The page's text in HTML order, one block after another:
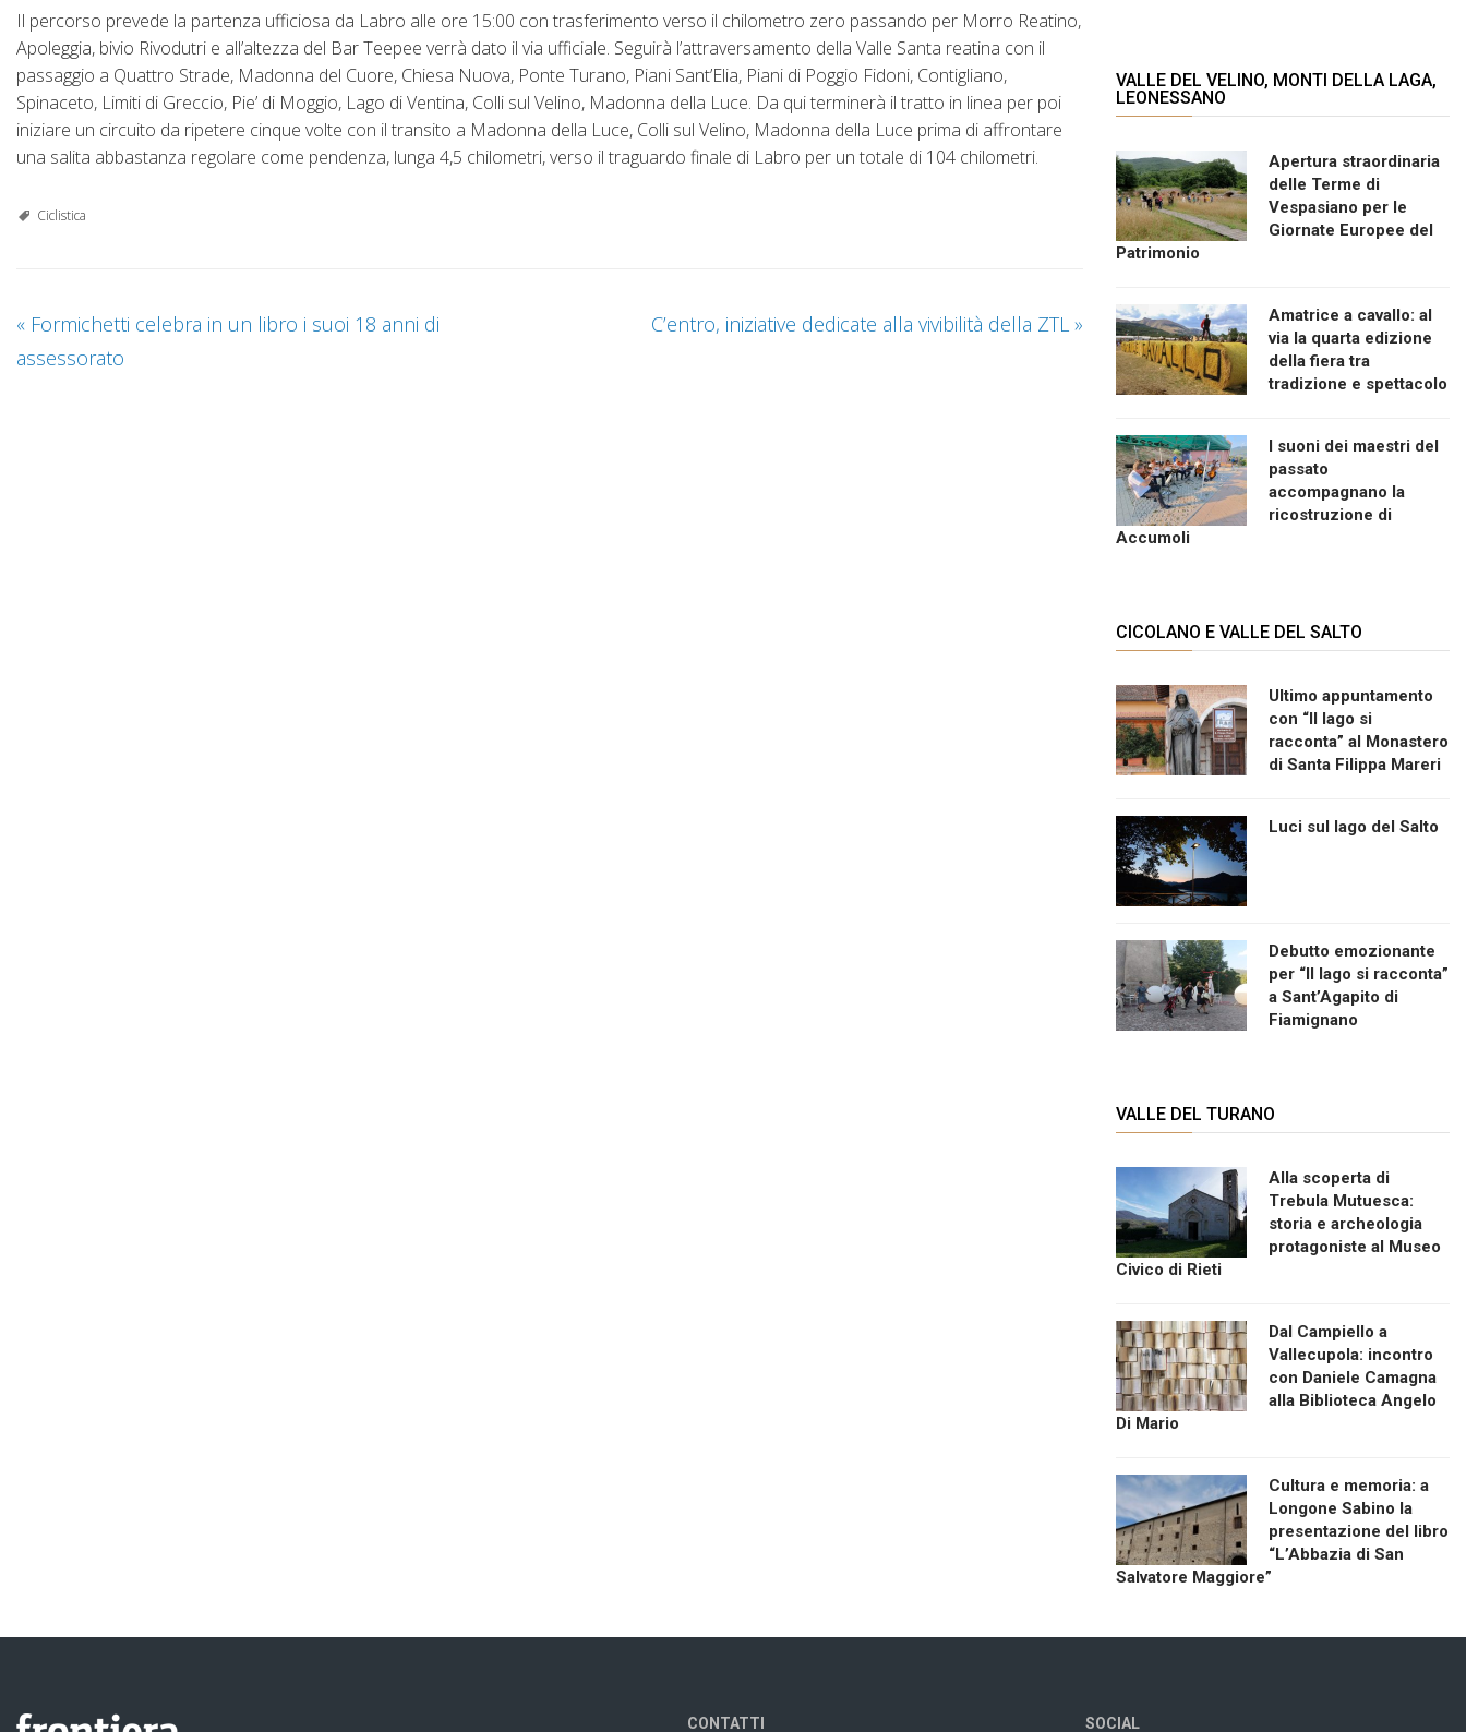
Il percorso prevede la partenza ufficiosa da Labro alle ore 15:00 con trasferimento verso il chilometro zero passando per Morro Reatino,
Apoleggia, bivio Rivodutri e all’altezza del Bar Teepee verrà dato il via ufficiale. Seguirà l’attraversamento della Valle Santa reatina con il
passaggio a Quattro Strade, Madonna del Cuore, Chiesa Nuova, Ponte Turano, Piani Sant’Elia, Piani di Poggio Fidoni, Contigliano,
Spinaceto, Limiti di Greccio, Pie’ di Moggio, Lago di Ventina, Colli sul Velino, Madonna della Luce. Da qui terminerà il tratto in linea per poi
iniziare un circuito da ripetere cinque volte con il transito a Madonna della Luce, Colli sul Velino, Madonna della Luce prima di affrontare
una salita abbastanza regolare come pendenza, lunga 4,5 chilometri, verso il traguardo finale di Labro per un totale di 104 chilometri.
Ciclistica
« Formichetti celebra in un libro i suoi 18 anni di
assessorato
C’entro, iniziative dedicate alla vivibilità della ZTL »
VALLE DEL VELINO, MONTI DELLA LAGA,
LEONESSANO
Apertura straordinaria
delle Terme di
Vespasiano per le
Giornate Europee del
Patrimonio
Amatrice a cavallo: al
via la quarta edizione
della fiera tra
tradizione e spettacolo
I suoni dei maestri del
passato
accompagnano la
ricostruzione di
Accumoli
CICOLANO E VALLE DEL SALTO
Ultimo appuntamento
con “Il lago si
racconta” al Monastero
di Santa Filippa Mareri
Luci sul lago del Salto
Debutto emozionante
per “Il lago si racconta”
a Sant’Agapito di
Fiamignano
VALLE DEL TURANO
Alla scoperta di
Trebula Mutuesca:
storia e archeologia
protagoniste al Museo
Civico di Rieti
Dal Campiello a
Vallecupola: incontro
con Daniele Camagna
alla Biblioteca Angelo
Di Mario
Cultura e memoria: a
Longone Sabino la
presentazione del libro
“L’Abbazia di San
Salvatore Maggiore”
CONTATTI SOCIAL